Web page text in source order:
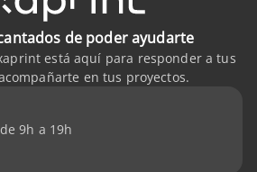
de poder ayudarte
está aquí para responder a tus
en tus proyectos.
9h a 19h